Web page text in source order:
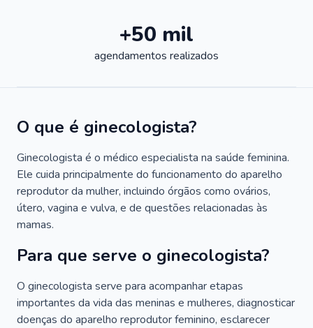
+50 mil
agendamentos realizados
O que é ginecologista?
Ginecologista é o médico especialista na saúde feminina.
Ele cuida principalmente do funcionamento do aparelho
reprodutor da mulher, incluindo órgãos como ovários,
útero, vagina e vulva, e de questões relacionadas às
mamas.
Para que serve o ginecologista?
O ginecologista serve para acompanhar etapas
importantes da vida das meninas e mulheres, diagnosticar
doenças do aparelho reprodutor feminino, esclarecer